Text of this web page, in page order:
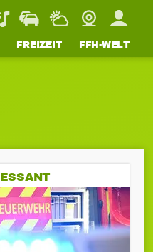
StaupilotWetterWebcamMein FFH
FREIZEIT FFH-WELT